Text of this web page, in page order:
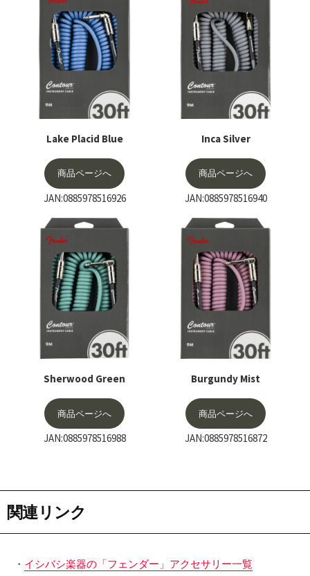
Lake Placid Blue
商品ページへ
JAN:0885978516926
Inca Silver
商品ページへ
JAN:0885978516940
Sherwood Green
商品ページへ
JAN:0885978516988
Burgundy Mist
商品ページへ
JAN:0885978516872
関連リンク
・ イシバシ楽器の「フェンダー」アクセサリー一覧